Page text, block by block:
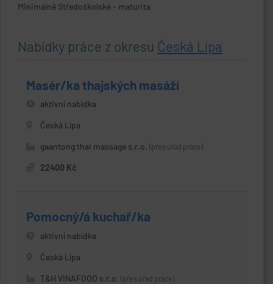
Minimálně Středoškolské - maturita
Nabídky práce z okresu Česká Lípa
Masér/ka thajských masáží
aktivní nabídka
Česká Lípa
gaantong thai massage s.r.o. (přes úřad práce)
22400 Kč
Pomocný/á kuchař/ka
aktivní nabídka
Česká Lípa
T&H VINAFOOD s.r.o. (přes úřad práce)